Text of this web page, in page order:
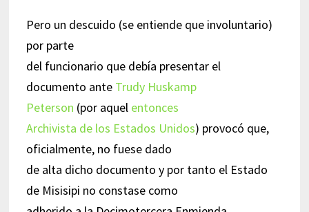
Pero un descuido (se entiende que involuntario)
por parte
del funcionario que debía presentar el
documento ante Trudy Huskamp
Peterson (por aquel entonces
Archivista de los Estados Unidos) provocó que,
oficialmente, no fuese dado
de alta dicho documento y por tanto el Estado
de Misisipi no constase como